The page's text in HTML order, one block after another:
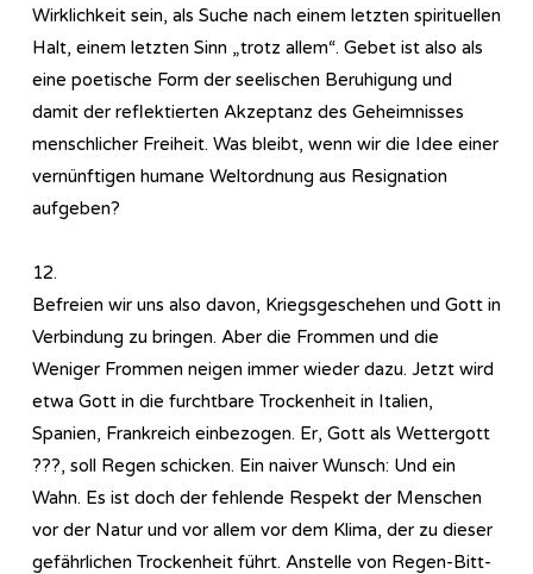
Wirklichkeit sein, als Suche nach einem letzten spirituellen
Halt, einem letzten Sinn „trotz allem“. Gebet ist also als
eine poetische Form der seelischen Beruhigung und
damit der reflektierten Akzeptanz des Geheimnisses
menschlicher Freiheit. Was bleibt, wenn wir die Idee einer
vernünftigen humane Weltordnung aus Resignation
aufgeben?
12.
Befreien wir uns also davon, Kriegsgeschehen und Gott in
Verbindung zu bringen. Aber die Frommen und die
Weniger Frommen neigen immer wieder dazu. Jetzt wird
etwa Gott in die furchtbare Trockenheit in Italien,
Spanien, Frankreich einbezogen. Er, Gott als Wettergott
???, soll Regen schicken. Ein naiver Wunsch: Und ein
Wahn. Es ist doch der fehlende Respekt der Menschen
vor der Natur und vor allem vor dem Klima, der zu dieser
gefährlichen Trockenheit führt. Anstelle von Regen-Bitt-